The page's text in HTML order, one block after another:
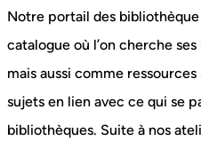
Notre portail des
catalogue où l’on cherche ses
mais aussi comme
sujets en lien avec ce qui se
bibliothèques. Suite à nos